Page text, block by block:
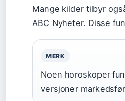
Mange kilder tilbyr
ABC Nyheter. Disse
MERK
Noen horoskoper
versjoner